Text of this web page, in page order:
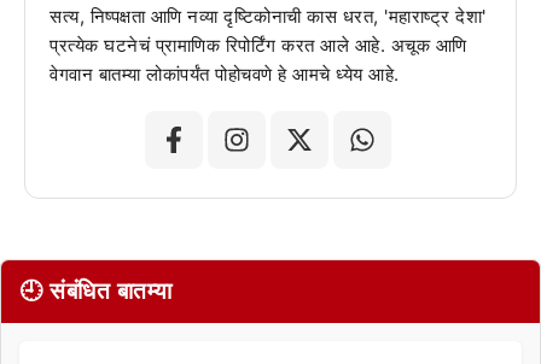
सत्य, निष्पक्षता आणि नव्या दृष्टिकोनाची कास धरत, 'महाराष्ट्र देशा'
प्रत्येक घटनेचं प्रामाणिक रिपोर्टिंग करत आले आहे. अचूक आणि
वेगवान बातम्या लोकांपर्यंत पोहोचवणे हे आमचे ध्येय आहे.
🕘 संबंधित बातम्या